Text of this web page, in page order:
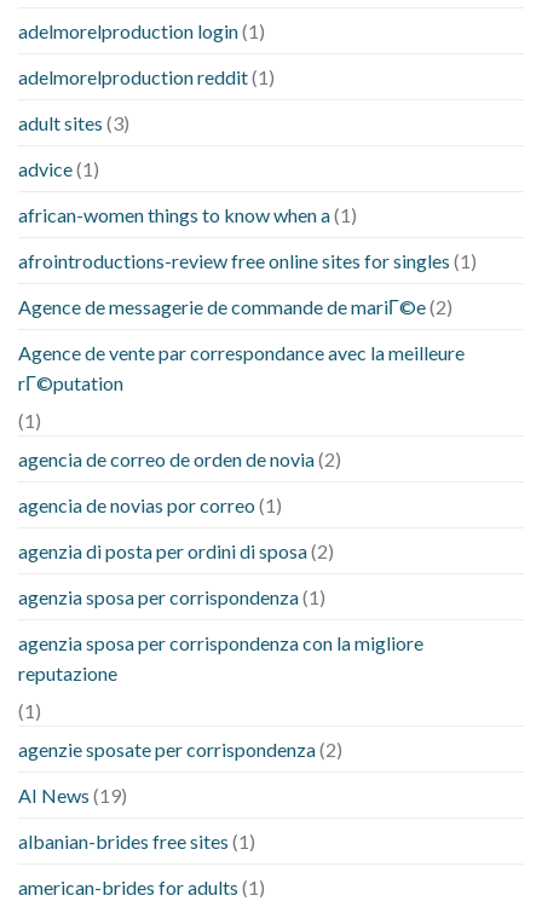
adelmorelproduction login(1)
adelmorelproduction reddit(1)
adult sites (3)
advice(1)
african-women things to know when a(1)
afrointroductions-review free online sites for singles (1)
Agence de messagerie de commande de mariГ©e(2)
Agence de vente par correspondance avec la meilleure
rГ©putation
(1)
agencia de correo de orden de novia(2)
agencia de novias por correo (1)
agenzia di posta per ordini di sposa(2)
agenzia sposa per corrispondenza(1)
agenzia sposa per corrispondenza con la migliore
reputazione
(1)
agenzie sposate per corrispondenza(2)
AI News (19)
albanian-brides free sites (1)
american-brides for adults (1)